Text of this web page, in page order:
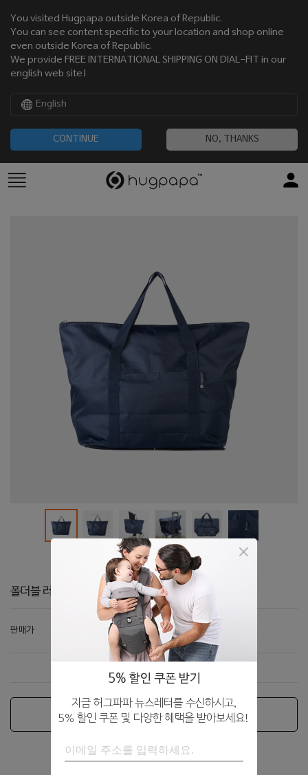
You visited Hugpapa outside Korea of Republic.
You can see content specific to your location and shop online
even outside Korea of Republic.
We provide FREE INTERNATIONAL SHIPPING ON DIAL-FIT in our
english web site!
English
CONTINUE NO, THANKS
폴더블 러기지 백
판매가
품절
5% 할인 쿠폰 받기
지금 허그파파 뉴스레터를 수신하시고,
5% 할인 쿠폰 및 다양한 혜택을 받아보세요!